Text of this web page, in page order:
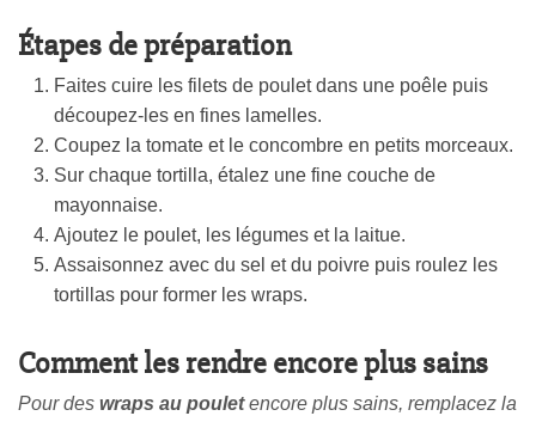
Étapes de préparation
Faites cuire les filets de poulet dans une poêle puis
découpez-les en fines lamelles.
Coupez la tomate et le concombre en petits morceaux.
Sur chaque tortilla, étalez une fine couche de
mayonnaise.
Ajoutez le poulet, les légumes et la laitue.
Assaisonnez avec du sel et du poivre puis roulez les
tortillas pour former les wraps.
Comment les rendre encore plus sains
Pour des wraps au pouletencore plus sains, remplacez la